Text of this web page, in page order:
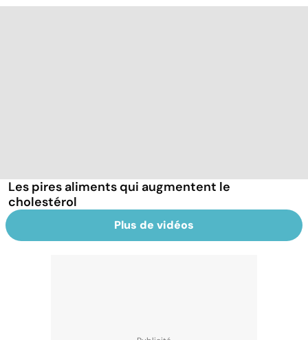
Les pires aliments qui augmentent le
cholestérol
Plus de vidéos